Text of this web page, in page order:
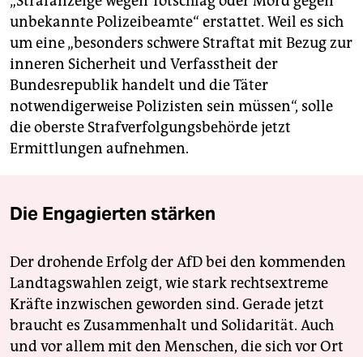
unbekannte Polizeibeamte“ erstattet. Weil es sich
um eine „besonders schwere Straftat mit Bezug zur
inneren Sicherheit und Verfasstheit der
Bundesrepublik handelt und die Täter
notwendigerweise Polizisten sein müssen“, solle
die oberste Strafverfolgungsbehörde jetzt
Ermittlungen aufnehmen.
Die Engagierten stärken
Der drohende Erfolg der AfD bei den kommenden
Landtagswahlen zeigt, wie stark rechtsextreme
Kräfte inzwischen geworden sind. Gerade jetzt
braucht es Zusammenhalt und Solidarität. Auch
und vor allem mit den Menschen, die sich vor Ort